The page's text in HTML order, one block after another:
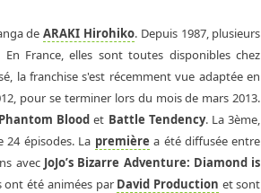
deARAKI Hirohiko. Depuis 1987, plusieurs
France, elles sont toutes disponibles chez
la franchise s'est récemment vue adaptée en
pour se terminer lors du mois de mars 2013.
Phantom Bloodet Battle Tendency. La 3ème,
épisodes. La première a été diffusée entre
avec JoJo’s Bizarre Adventure: Diamond is
ont été animées par David Production et sont